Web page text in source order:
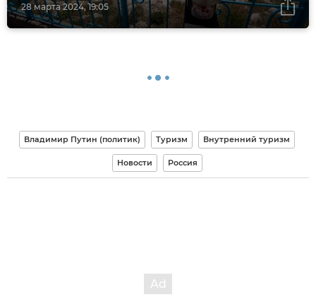
28 марта 2024, 19:05
Владимир Путин (политик) Туризм Внутренний туризм
Новости Россия